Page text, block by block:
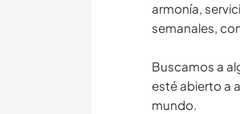
armonía,
semanales,
Buscamos a
esté abierto a
mundo.